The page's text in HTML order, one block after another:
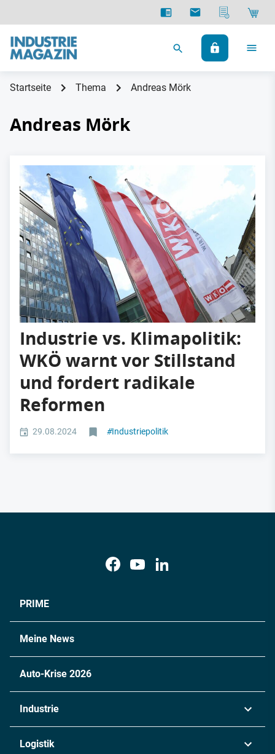
Startseite Thema Andreas Mörk
Andreas Mörk
Industrie vs. Klimapolitik:
WKÖ warnt vor Stillstand
und fordert radikale
Reformen
29.08.2024 #Industriepolitik
PRIME
Meine News
Auto-Krise 2026
Industrie
Logistik